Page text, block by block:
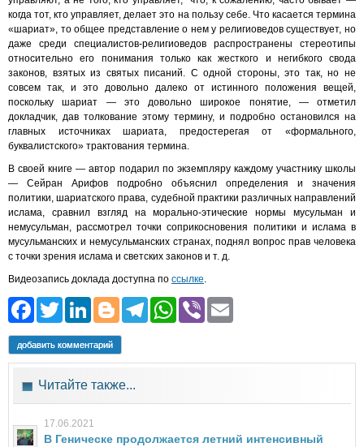
когда тот, кто управляет, делает это на пользу себе. Что касается термина
«шариат», то общее представление о нем у религиоведов существует, но
даже среди специалистов-религиоведов распространены стереотипы
относительно его понимания только как жесткого и негибкого свода
законов, взятых из святых писаний. С одной стороны, это так, но не
совсем так, и это довольно далеко от истинного положения вещей,
поскольку шариат — это довольно широкое понятие, — отметил
докладчик, дав толкование этому термину, и подробно остановился на
главных источниках шариата, предостерегая от «формального,
буквалистского» трактования термина.
В своей книге — автор подарил по экземпляру каждому участнику школы
— Сейран Арифов подробно объяснил определения и значения
политики, шариатского права, судебной практики различных направлений
ислама, сравнил взгляд на морально-этические нормы мусульман и
немусульман, рассмотрел точки соприкосновения политики и ислама в
мусульманских и немусульманских странах, поднял вопрос прав человека
с точки зрения ислама и светских законов и т. д.
Видеозапись доклада доступна по ссылке.
Facebook
Twitter
LinkedIn
Blogger
Telegram
WhatsApp
Viber
добавить комментарий
Читайте также...
17.06.2021
В Геническе продолжается летний интенсивный